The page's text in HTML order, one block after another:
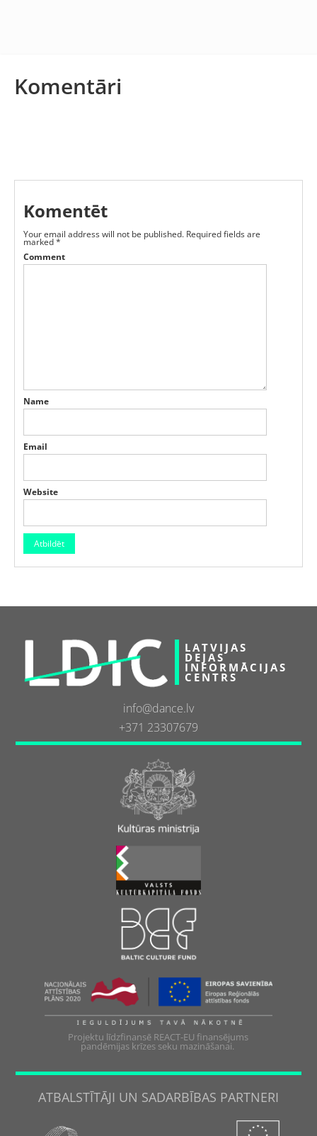
Komentāri
Komentēt
Your email address will not be published. Required fields are
marked*
Comment
Name
Email
Website
LATVIJAS
DEJAS
INFORMĀCIJAS
CENTRS
info@dance.lv
+371 23307679
Projektu līdzfinansē REACT-EU finansējums
pandēmijas krīzes seku mazināšanai.
ATBALSTĪTĀJI UN SADARBĪBAS PARTNERI